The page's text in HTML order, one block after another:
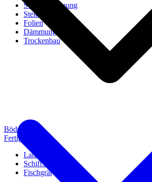
Steico Dämmung
Steico Zubehör
Folien
Dämmung
Trockenbau
Böden
Fertigparkett
Landhausdiele
Schiffsboden
Fischgrät